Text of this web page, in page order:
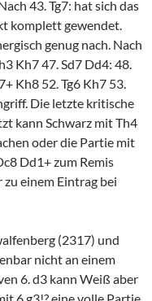
43. Tg7: hat sich das
komplett gewendet.
genug nach. Nach
Kh7 47. Sd7 Dd4: 48.
Kh8 52. Tg6 Kh7 53.
Die letzte kritische
kann Schwarz mit Th4
oder die Partie mit
Dd1+ zum Remis
einem Eintrag bei
(2317) und
nicht an einem
6. d3 kann Weiß aber